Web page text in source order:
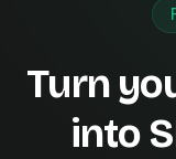
Turn
into